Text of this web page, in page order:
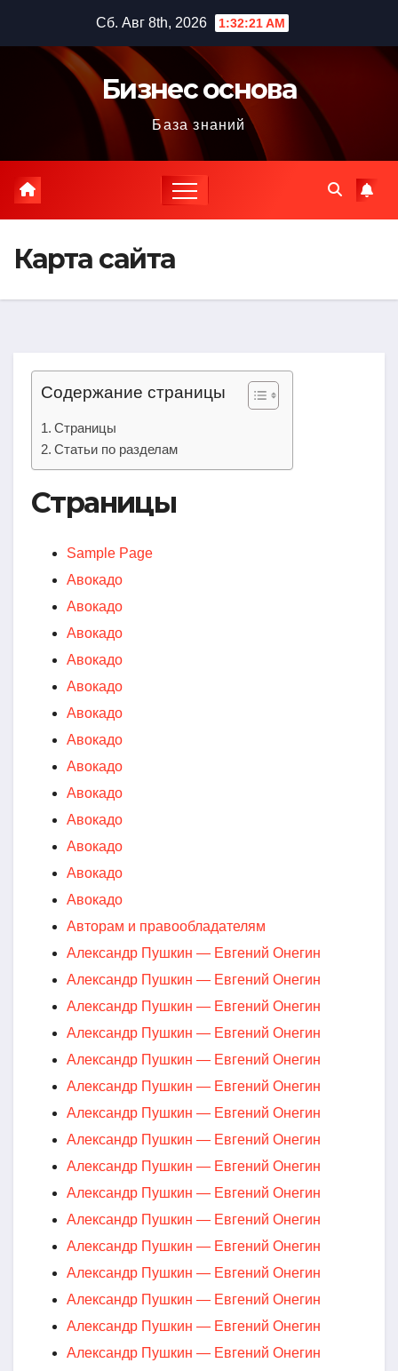
содержимому
Сб. Авг 8th, 2026 1:32:22 AM
Бизнес основа
База знаний
Карта сайта
Содержание страницы
Страницы
Статьи по разделам
Страницы
Sample Page
Авокадо
Авокадо
Авокадо
Авокадо
Авокадо
Авокадо
Авокадо
Авокадо
Авокадо
Авокадо
Авокадо
Авокадо
Авокадо
Авторам и правообладателям
Александр Пушкин — Евгений Онегин
Александр Пушкин — Евгений Онегин
Александр Пушкин — Евгений Онегин
Александр Пушкин — Евгений Онегин
Александр Пушкин — Евгений Онегин
Александр Пушкин — Евгений Онегин
Александр Пушкин — Евгений Онегин
Александр Пушкин — Евгений Онегин
Александр Пушкин — Евгений Онегин
Александр Пушкин — Евгений Онегин
Александр Пушкин — Евгений Онегин
Александр Пушкин — Евгений Онегин
Александр Пушкин — Евгений Онегин
Александр Пушкин — Евгений Онегин
Александр Пушкин — Евгений Онегин
Александр Пушкин — Евгений Онегин